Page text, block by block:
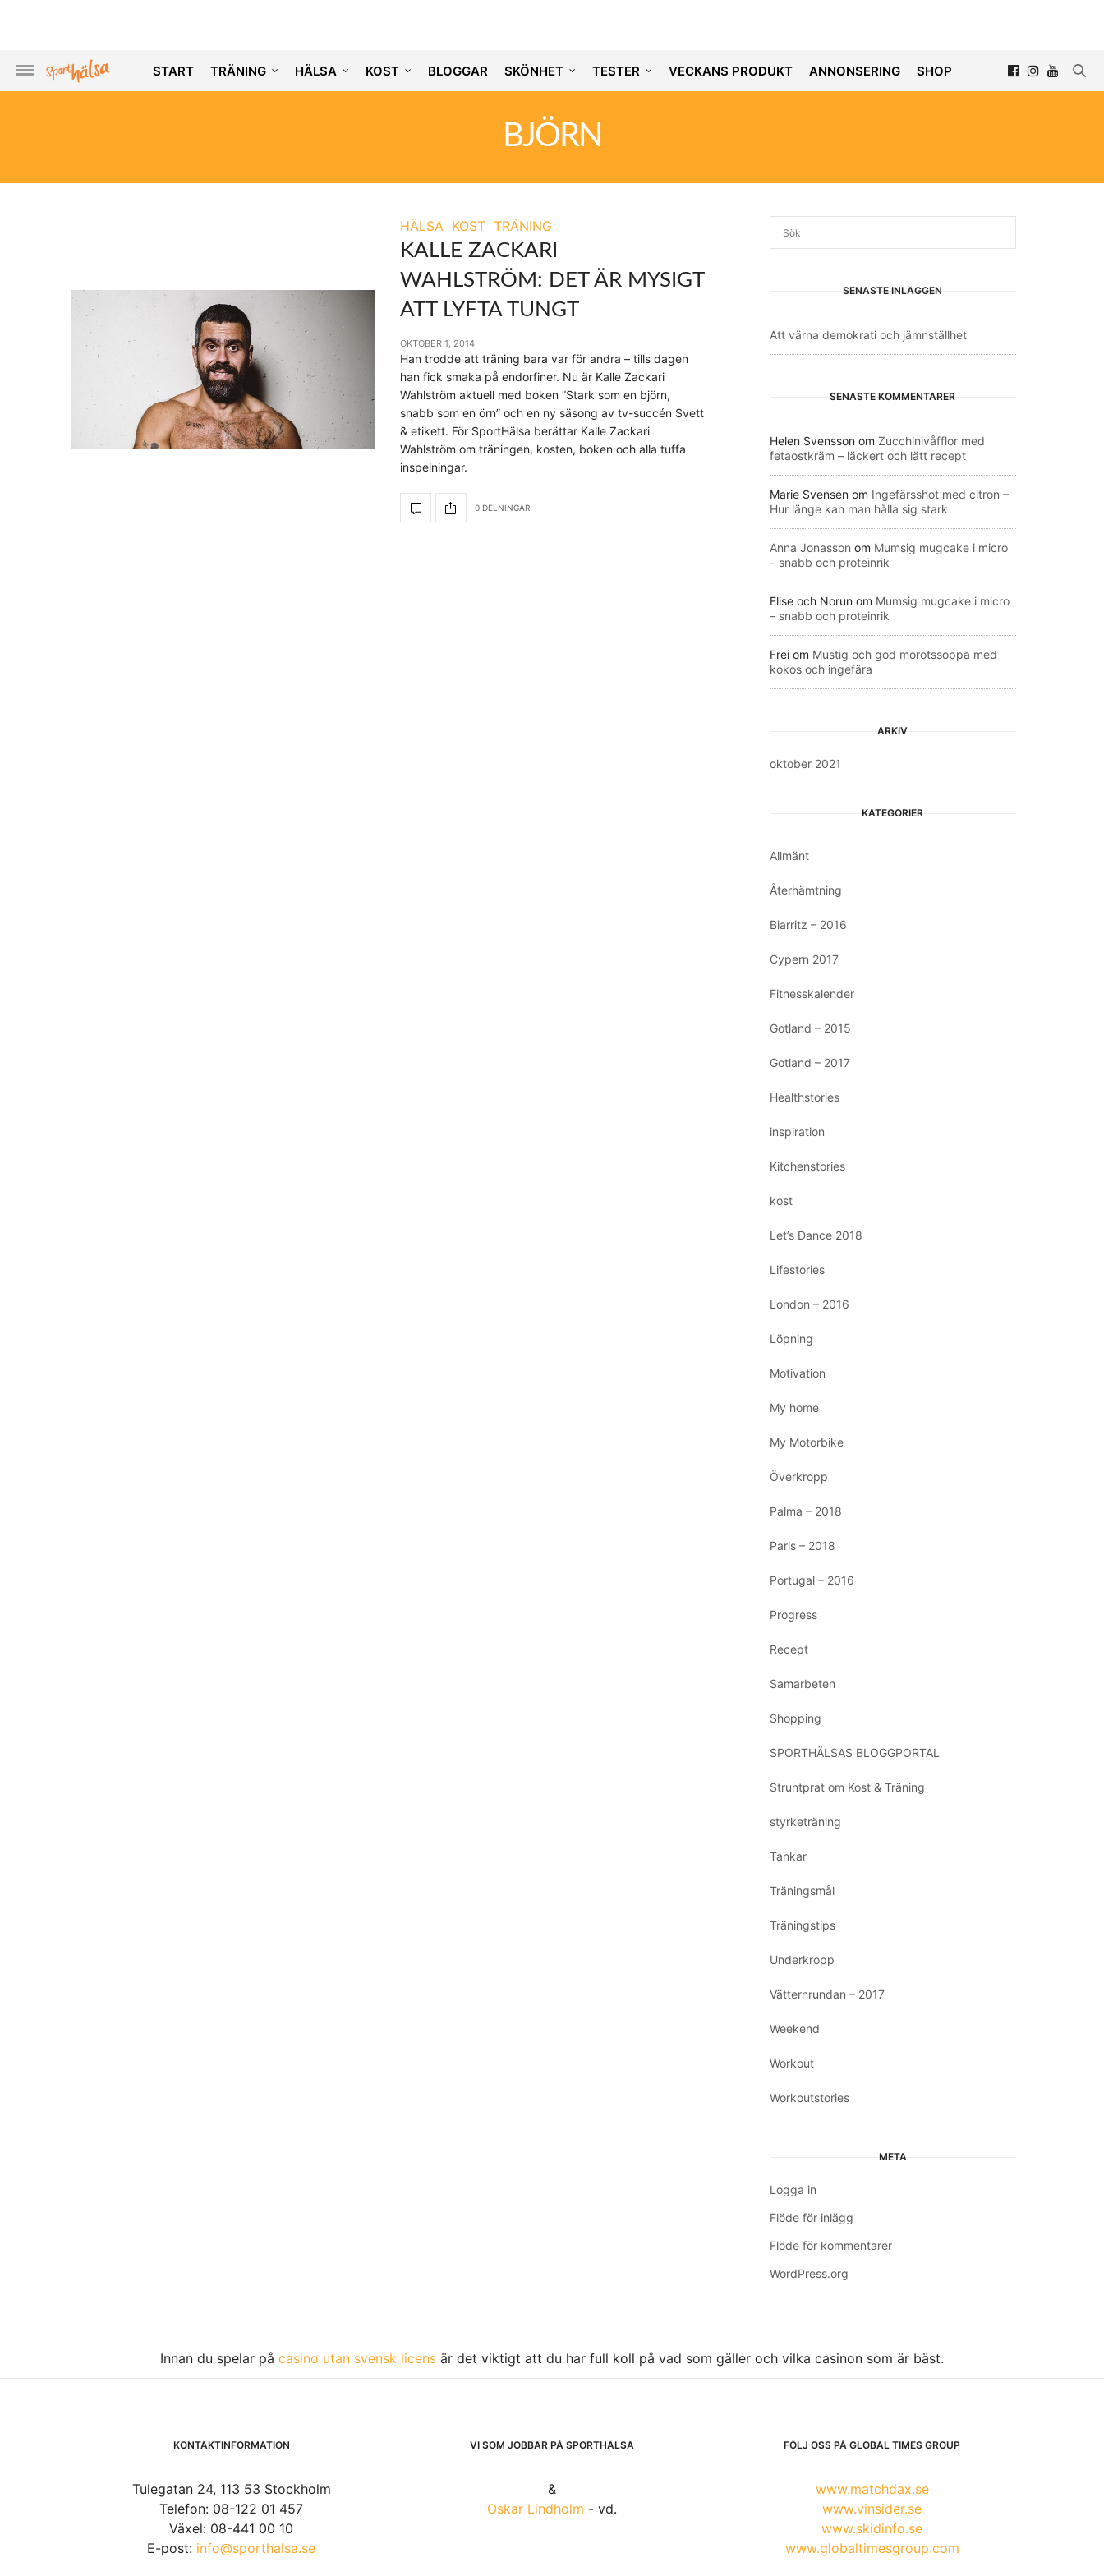
START TRÄNING HÄLSA KOST BLOGGAR SKÖNHET TESTER VECKANS PRODUKT ANNONSERING SHOP
BJÖRN
HÄLSA KOST TRÄNING
KALLE ZACKARI
WAHLSTRÖM: DET ÄR MYSIGT
ATT LYFTA TUNGT
OKTOBER 1, 2014
Han trodde att träning bara var för andra – tills dagen
han fick smaka på endorfiner. Nu är Kalle Zackari
Wahlström aktuell med boken ”Stark som en björn,
snabb som en örn” och en ny säsong av tv-succén Svett
& etikett. För SportHälsa berättar Kalle Zackari
Wahlström om träningen, kosten, boken och alla tuffa
inspelningar.
0 DELNINGAR
SENASTE INLÄGGEN
Att värna demokrati och jämnställhet
SENASTE KOMMENTARER
Helen Svensson om Zucchinivåfflor med
fetaostkräm – läckert och lätt recept
Marie Svensén om Ingefärsshot med citron –
Hur länge kan man hålla sig stark
Anna Jonasson om Mumsig mugcake i micro
– snabb och proteinrik
Elise och Norun om Mumsig mugcake i micro
– snabb och proteinrik
Frei om Mustig och god morotssoppa med
kokos och ingefära
ARKIV
oktober 2021
KATEGORIER
Allmänt
Återhämtning
Biarritz – 2016
Cypern 2017
Fitnesskalender
Gotland – 2015
Gotland – 2017
Healthstories
inspiration
Kitchenstories
kost
Let’s Dance 2018
Lifestories
London – 2016
Löpning
Motivation
My home
My Motorbike
Överkropp
Palma – 2018
Paris – 2018
Portugal – 2016
Progress
Recept
Samarbeten
Shopping
SPORTHÄLSAS BLOGGPORTAL
Struntprat om Kost & Träning
styrketräning
Tankar
Träningsmål
Träningstips
Underkropp
Vätternrundan – 2017
Weekend
Workout
Workoutstories
META
Logga in
Flöde för inlägg
Flöde för kommentarer
WordPress.org
Innan du spelar på casino utan svensk licens är det viktigt att du har full koll på vad som gäller och vilka casinon som är bäst.
KONTAKTINFORMATION
Tulegatan 24, 113 53 Stockholm
Telefon: 08-122 01 457
Växel: 08-441 00 10
E-post: info@sporthalsa.se
VI SOM JOBBAR PÅ SPORTHÄLSA
&
Oskar Lindholm - vd.
FÖLJ OSS PÅ GLOBAL TIMES GROUP
www.matchdax.se
www.vinsider.se
www.skidinfo.se
www.globaltimesgroup.com